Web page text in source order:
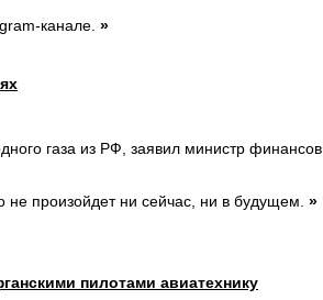
канале. »
газа из РФ, заявил министр финансов
не произойдет ни сейчас, ни в будущем. »
пилотами авиатехнику